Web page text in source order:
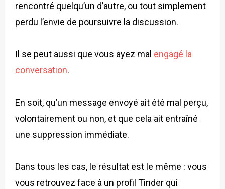
rencontré quelqu’un d’autre, ou tout simplement
perdu l’envie de poursuivre la discussion.
Il se peut aussi que vous ayez mal engagé la
conversation.
En soit, qu’un message envoyé ait été mal perçu,
volontairement ou non, et que cela ait entraîné
une suppression immédiate.
Dans tous les cas, le résultat est le même : vous
vous retrouvez face à un profil Tinder qui